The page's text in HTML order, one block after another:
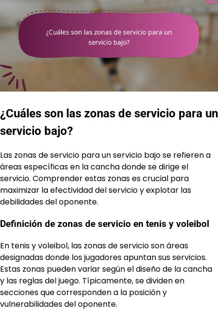
¿Cuáles son las zonas de servicio para un
servicio bajo?
Las zonas de servicio para un servicio bajo se refieren a
áreas específicas en la cancha donde se dirige el
servicio. Comprender estas zonas es crucial para
maximizar la efectividad del servicio y explotar las
debilidades del oponente.
Definición de zonas de servicio en tenis y voleibol
En tenis y voleibol, las zonas de servicio son áreas
designadas donde los jugadores apuntan sus servicios.
Estas zonas pueden variar según el diseño de la cancha
y las reglas del juego. Típicamente, se dividen en
secciones que corresponden a la posición y
vulnerabilidades del oponente.